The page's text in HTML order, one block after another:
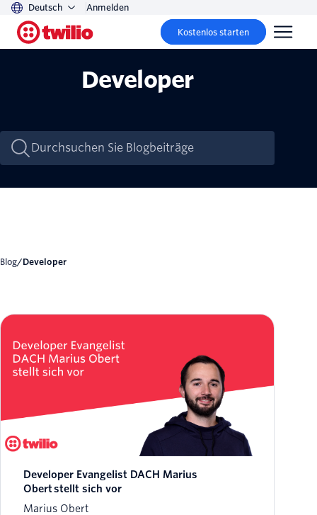
Deutsch Anmelden
Kostenlos starten
Developer
Blog/ Developer
Developer Evangelist DACH Marius
Obert stellt sich vor
Marius Obert